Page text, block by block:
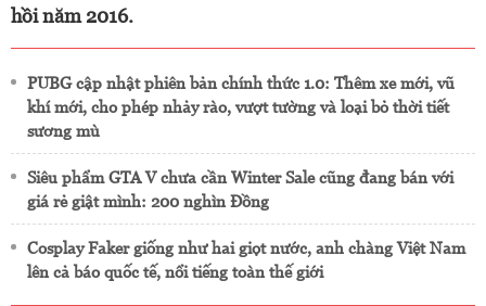
hồi năm 2016.
PUBG cập nhật phiên bản chính thức 1.0: Thêm xe mới, vũ
khí mới, cho phép nhảy rào, vượt tường và loại bỏ thời tiết
sương mù
Siêu phẩm GTA V chưa cần Winter Sale cũng đang bán với
giá rẻ giật mình: 200 nghìn Đồng
Cosplay Faker giống như hai giọt nước, anh chàng Việt Nam
lên cả báo quốc tế, nổi tiếng toàn thế giới